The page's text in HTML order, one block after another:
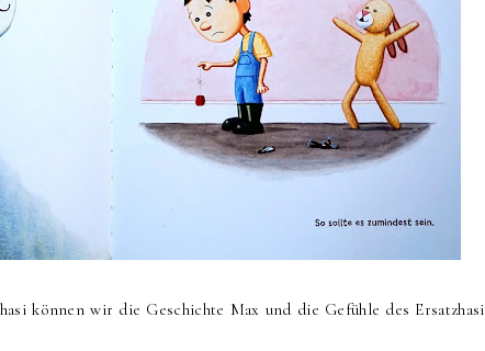
können wir die Geschichte Max und die Gefühle des Ersatzhasi